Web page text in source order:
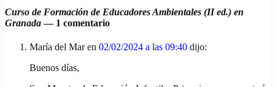
Curso de Formación de Educadores Ambientales (II ed.) en
Granada— 1 comentario
María del Maren 02/02/2024 a las 09:40 dijo:
Buenos días,